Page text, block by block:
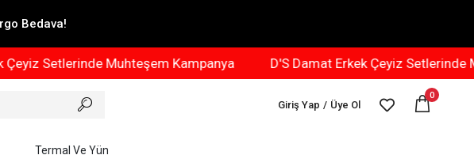
Bedava!
Setlerinde Muhteşem Kampanya D'S Damat Erkek Çeyiz Setlerinde
Giriş Yap / Üye Ol
0
Termal Ve Yün